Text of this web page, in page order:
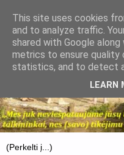
This site uses cookies
and to analyze traffic.
shared with Google
metrics to ensure quality
statistics, and to detect
LEARN